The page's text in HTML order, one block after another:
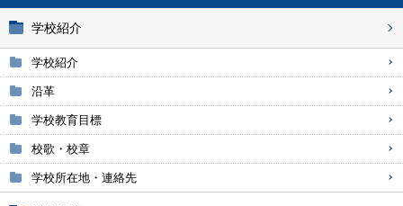
学校紹介
学校紹介
沿革
学校教育目標
校歌・校章
学校所在地・連絡先